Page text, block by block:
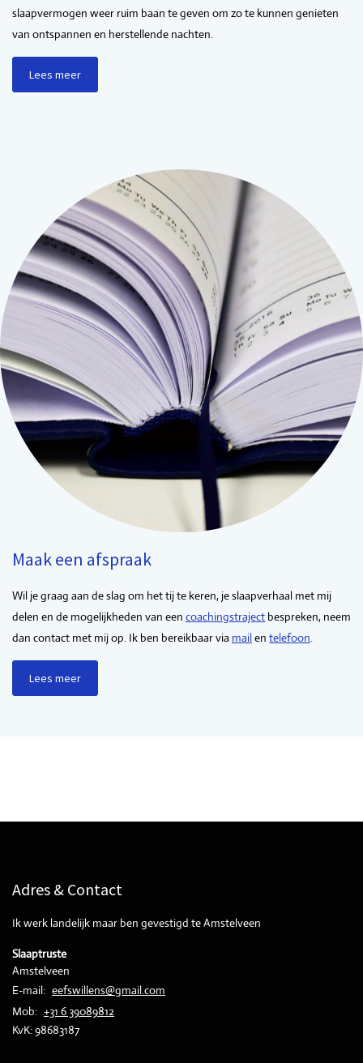
slaapvermogen weer ruim baan te geven om zo te kunnen genieten
van ontspannen en herstellende nachten.
Lees meer
Maak een afspraak
Wil je graag aan de slag om het tij te keren, je slaapverhaal met mij
delen en de mogelijkheden van een coachingstraject bespreken, neem
dan contact met mij op. Ik ben bereikbaar via mailen telefoon.
Lees meer
Adres & Contact
Ik werk landelijk maar ben gevestigd te Amstelveen
Slaaptruste
Amstelveen
E-mail: eefswillens@gmail.com
Mob: +31 6 39089812
KvK:98683187